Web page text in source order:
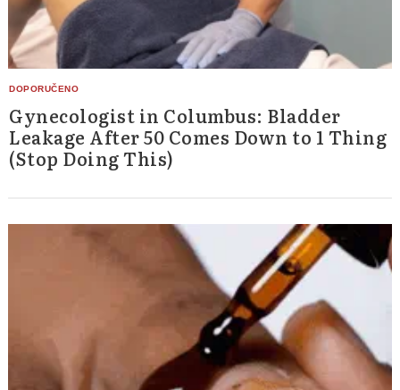
Gynecologist in Columbus: Bladder
Leakage After 50 Comes Down to 1 Thing
(Stop Doing This)